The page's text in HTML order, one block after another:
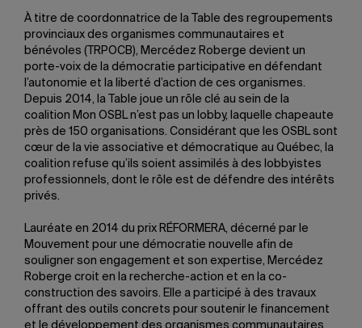
À titre de coordonnatrice de la Table des regroupements
provinciaux des organismes communautaires et
bénévoles (TRPOCB), Mercédez Roberge devient un
porte-voix de la démocratie participative en défendant
l’autonomie et la liberté d’action de ces organismes.
Depuis 2014, la Table joue un rôle clé au sein de la
coalition Mon OSBL n’est pas un lobby, laquelle chapeaute
près de 150 organisations. Considérant que les OSBL sont
cœur de la vie associative et démocratique au Québec, la
coalition refuse qu’ils soient assimilés à des lobbyistes
professionnels, dont le rôle est de défendre des intérêts
privés.
Lauréate en 2014 du prix RÉFORMERA, décerné par le
Mouvement pour une démocratie nouvelle afin de
souligner son engagement et son expertise, Mercédez
Roberge croit en la recherche-action et en la co-
construction des savoirs. Elle a participé à des travaux
offrant des outils concrets pour soutenir le financement
et le développement des organismes communautaires